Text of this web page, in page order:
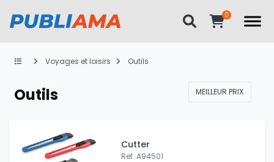
Voyages et loisirs Outils
Outils MEILLEUR PRIX
Cutter
Ref. A94501